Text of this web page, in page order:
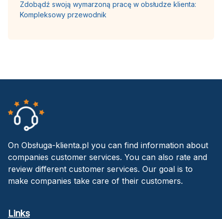
Zdobądź swoją wymarzoną pracę w obsłudze klienta:
Kompleksowy przewodnik
On Obsługa-klienta.pl you can find information about
companies customer services. You can also rate and
review different customer services. Our goal is to
make companies take care of their customers.
Links